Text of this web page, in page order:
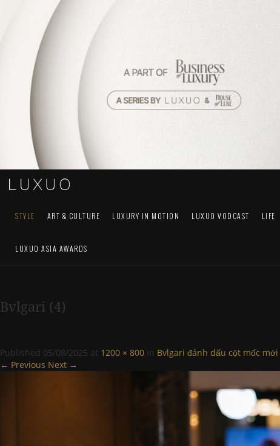
STYLE ART & CULTURE LUXURY IN MOTION LUXUO VODCAST LIFE
LUXUO ASIA AWARDS
Bvlgari (4)
Published 05/08/2025 at 1200 × 800 in Bvlgari đánh dấu cột mốc
← Previous Next →